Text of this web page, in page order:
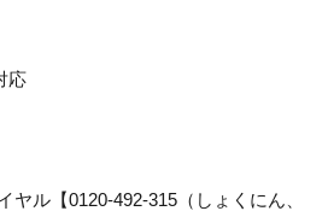
応
ヤル【0120-492-315（しょくにん、